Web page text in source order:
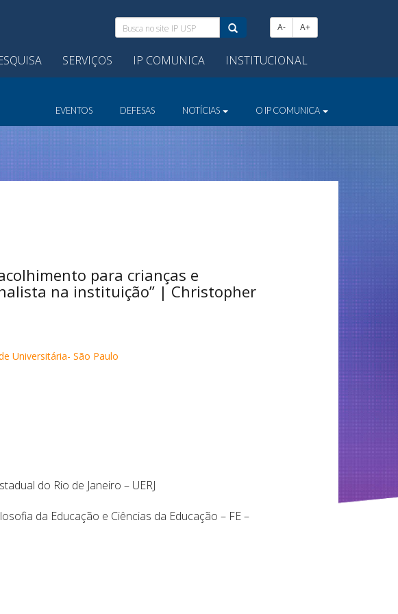
Busca
no
site
IP
A- A+
SERVIÇOS IP COMUNICA INSTITUCIONAL
EVENTOS DEFESAS NOTÍCIAS O IP COMUNICA
para crianças e
na instituição” | Christopher
Universitária- São Paulo
do Rio de Janeiro – UERJ
da Educação e Ciências da Educação – FE –